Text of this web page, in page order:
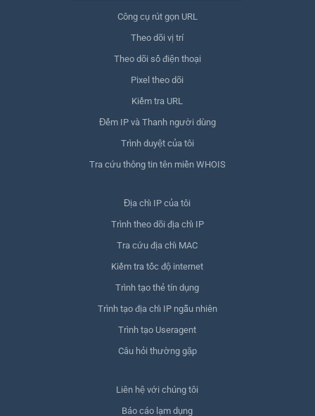
Công cụ rút gọn URL
Theo dõi vị trí
Theo dõi số điện thoại
Pixel theo dõi
Kiểm tra URL
Đếm IP và Thanh người dùng
Trình duyệt của tôi
Tra cứu thông tin tên miền WHOIS
Địa chỉ IP của tôi
Trình theo dõi địa chỉ IP
Tra cứu địa chỉ MAC
Kiểm tra tốc độ internet
Trình tạo thẻ tín dụng
Trình tạo địa chỉ IP ngẫu nhiên
Trình tạo Useragent
Câu hỏi thường gặp
Liên hệ với chúng tôi
Báo cáo lạm dụng